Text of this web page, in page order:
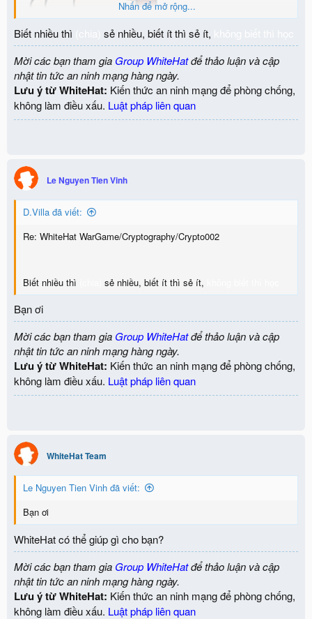
Nhấn để mở rộng...
Biết nhiều thì sẻ nhiều, biết ít thì sẻ ít,
Mời các bạn tham gia Group WhiteHatđể thảo luận và cập
nhật tin tức an ninh mạng hàng ngày.
Lưu ý từ WhiteHat: Kiến thức an ninh mạng để phòng chống,
không làm điều xấu. Luật pháp liên quan
Le Nguyen Tien Vinh
D.Villa đã viết:
Re: WhiteHat WarGame/Cryptography/Crypto002
Biết nhiều thì sẻ nhiều, biết ít thì sẻ ít,
Bạn ơi
Mời các bạn tham gia Group WhiteHatđể thảo luận và cập
nhật tin tức an ninh mạng hàng ngày.
Lưu ý từ WhiteHat: Kiến thức an ninh mạng để phòng chống,
không làm điều xấu. Luật pháp liên quan
WhiteHat Team
Le Nguyen Tien Vinh đã viết:
Bạn ơi
WhiteHat có thể giúp gì cho bạn?
Mời các bạn tham gia Group WhiteHatđể thảo luận và cập
nhật tin tức an ninh mạng hàng ngày.
Lưu ý từ WhiteHat: Kiến thức an ninh mạng để phòng chống,
không làm điều xấu. Luật pháp liên quan